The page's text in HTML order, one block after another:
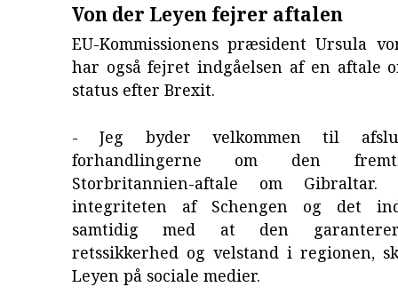
Von der Leyen fejrer aftalen
EU-Kommissionens præsident Ursula
har også fejret indgåelsen af en aftale
status efter Brexit.
- Jeg byder velkommen til
forhandlingerne om den
Storbritannien-aftale om
integriteten af Schengen og det
samtidig med at den
retssikkerhed og velstand i regionen,
Leyen på sociale medier.